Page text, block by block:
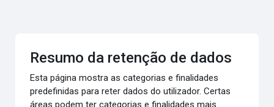
Resumo da retenção de dados
Esta página mostra as categorias e finalidades
predefinidas para reter dados do utilizador. Certas
áreas podem ter categorias e finalidades mais